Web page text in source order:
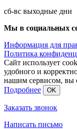
сб-вс выходные дни
Мы в социальных
Информация для
Политика
Сайт использует
удобного и
нашим сервисом, вы
Подробнее
OK
Заказать звонок
Написать письмо